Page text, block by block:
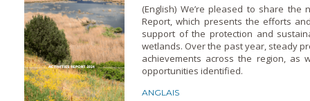
(English) We’re pleased to share the
Report, which presents the efforts
support of the protection and
wetlands. Over the past year, steady
achievements across the region, as
opportunities identified.
ANGLAIS